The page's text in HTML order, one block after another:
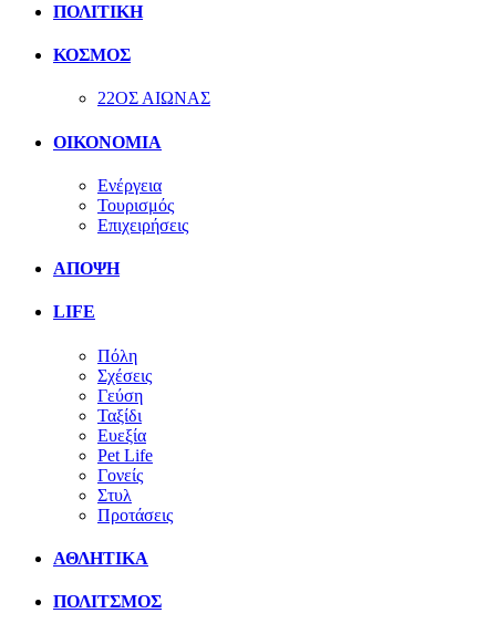
ΠΟΛΙΤΙΚΗ
ΚΟΣΜΟΣ
22ΟΣ ΑΙΩΝΑΣ
ΟΙΚΟΝΟΜΙΑ
Ενέργεια
Τουρισμός
Επιχειρήσεις
ΑΠΟΨΗ
LIFE
Πόλη
Σχέσεις
Γεύση
Ταξίδι
Ευεξία
Pet Life
Γονείς
Στυλ
Προτάσεις
ΑΘΛΗΤΙΚΑ
ΠΟΛΙΤΣΜΟΣ